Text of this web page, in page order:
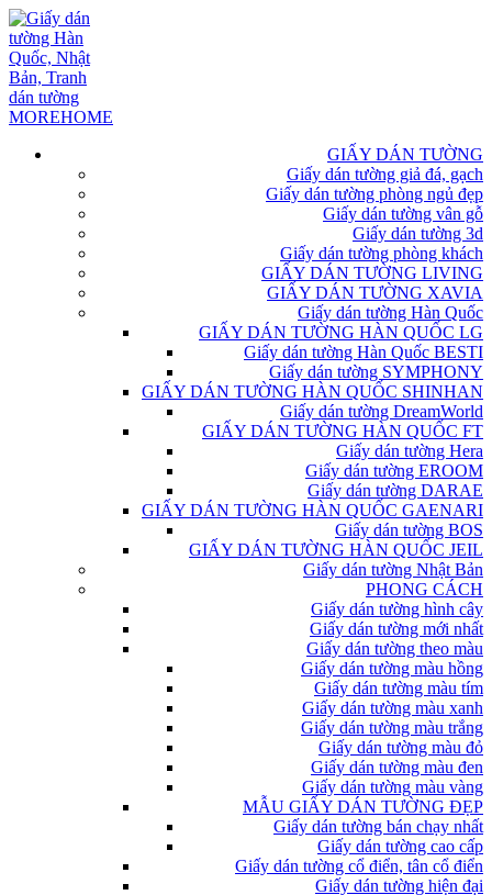
GIẤY DÁN TƯỜNG
Giấy dán tường giả đá, gạch
Giấy dán tường phòng ngủ đẹp
Giấy dán tường vân gỗ
Giấy dán tường 3d
Giấy dán tường phòng khách
GIẤY DÁN TƯỜNG LIVING
GIẤY DÁN TƯỜNG XAVIA
Giấy dán tường Hàn Quốc
GIẤY DÁN TƯỜNG HÀN QUỐC LG
Giấy dán tường Hàn Quốc BESTI
Giấy dán tường SYMPHONY
GIẤY DÁN TƯỜNG HÀN QUỐC SHINHAN
Giấy dán tường DreamWorld
GIẤY DÁN TƯỜNG HÀN QUỐC FT
Giấy dán tường Hera
Giấy dán tường EROOM
Giấy dán tường DARAE
GIẤY DÁN TƯỜNG HÀN QUỐC GAENARI
Giấy dán tường BOS
GIẤY DÁN TƯỜNG HÀN QUỐC JEIL
Giấy dán tường Nhật Bản
PHONG CÁCH
Giấy dán tường hình cây
Giấy dán tường mới nhất
Giấy dán tường theo màu
Giấy dán tường màu hồng
Giấy dán tường màu tím
Giấy dán tường màu xanh
Giấy dán tường màu trắng
Giấy dán tường màu đỏ
Giấy dán tường màu đen
Giấy dán tường màu vàng
MẪU GIẤY DÁN TƯỜNG ĐẸP
Giấy dán tường bán chạy nhất
Giấy dán tường cao cấp
Giấy dán tường cổ điển, tân cổ điển
Giấy dán tường hiện đại